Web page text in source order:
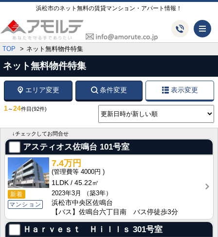
浜松市のネット無料の賃貸マンション・アパート情報！
TOP ネット無料物件特集
ネット無料物件特集
エリア変更 条件変更 表示変更
1～24件目 (92件)
↓チェックしてお問合せ
アスティオス佐鳴台 101号室
新着
マンション
7.4万円
4000円
1LDK
45.22㎡
2023年3月
（築3年）
浜松市中央区佐鳴台
【バス】佐鳴台六丁目南 バス停徒歩3分
Ｈａｒｖｅｓｔ Ｈｉｌｌｓ 301号室